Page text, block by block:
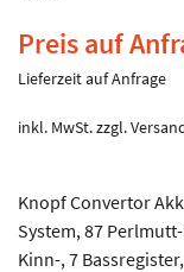
Preis auf
Lieferzeit auf Anfrage
inkl. MwSt.zzgl.
Knopf Convertor
System, 87
Kinn-, 7